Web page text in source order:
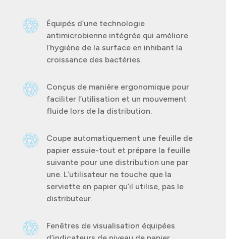
Équipés d’une technologie
antimicrobienne intégrée qui améliore
l’hygiène de la surface en inhibant la
croissance des bactéries.
Conçus de manière ergonomique pour
faciliter l’utilisation et un mouvement
fluide lors de la distribution.
Coupe automatiquement une feuille de
papier essuie-tout et prépare la feuille
suivante pour une distribution une par
une. L’utilisateur ne touche que la
serviette en papier qu’il utilise, pas le
distributeur.
Fenêtres de visualisation équipées